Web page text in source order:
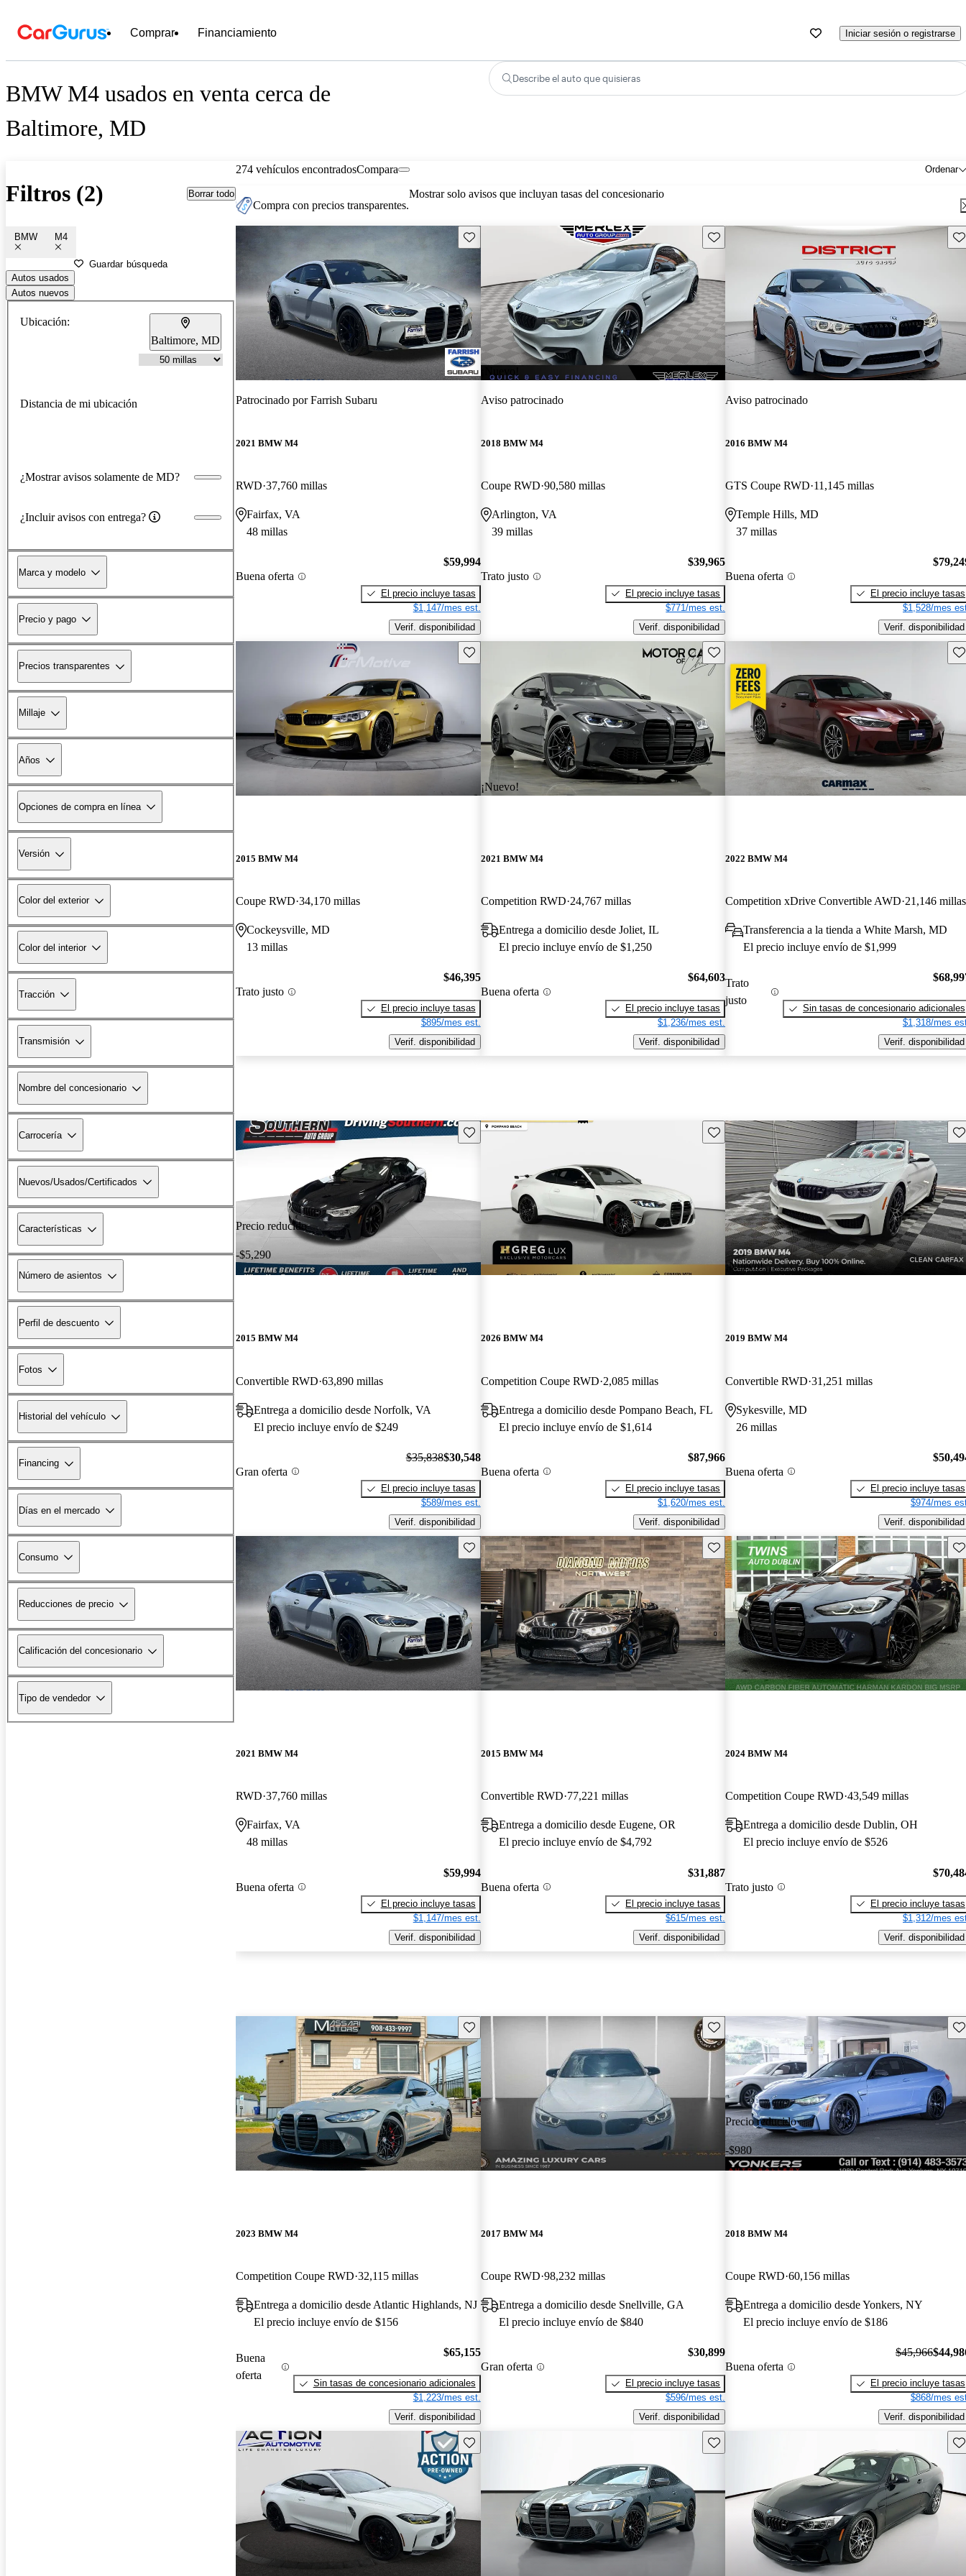
Comprar Financiamiento Iniciar sesión o registrarse
BMW M4 usados en venta cerca de
Baltimore, MD
Describe el auto que quisieras
Filtros (2) Borrar todo
BMW M4
Guardar búsqueda
Autos usados
Autos nuevos
Ubicación:
Baltimore, MD
Distancia de mi ubicación
¿Mostrar avisos solamente de MD?
¿Incluir avisos con entrega?
Marca y modelo
Precio y pago
Precios transparentes
Millaje
Años
Opciones de compra en línea
Versión
Color del exterior
Color del interior
Tracción
Transmisión
Nombre del concesionario
Carrocería
Nuevos/Usados/Certificados
Características
Número de asientos
Perfil de descuento
Fotos
Historial del vehículo
Financing
Días en el mercado
Consumo
Reducciones de precio
Calificación del concesionario
Tipo de vendedor
274 vehículos encontrados Ordenar
Compara
Compra con precios transparentes.
Mostrar solo avisos que incluyan tasas del concesionario
Guarda este Aviso
Patrocinado porFarrish Subaru
2021 BMW M4
RWD 37,760 millas
Fairfax, VA
48 millas
Buena oferta
$59,994
El precio incluye tasas
$1,147/mes est.
Verif. disponibilidad
Guarda este Aviso
Aviso patrocinado
2018 BMW M4
Coupe RWD 90,580 millas
Arlington, VA
39 millas
Trato justo
$39,965
El precio incluye tasas
$771/mes est.
Verif. disponibilidad
Aviso patrocinado
2016 BMW M4
GTS Coupe RWD 11,145 millas
Temple Hills, MD
37 millas
Buena oferta
El precio incluye tasas
$1,528/mes
Verif. disponibilidad
Guarda este Aviso
2015 BMW M4
Coupe RWD 34,170 millas
Cockeysville, MD
13 millas
Trato justo
$46,395
El precio incluye tasas
$895/mes est.
Verif. disponibilidad
¡Nuevo!
Guarda este Aviso
2021 BMW M4
Competition RWD 24,767 millas
Entrega a domicilio desde Joliet, IL
El precio incluye envío de $1,250
Buena oferta
$64,603
El precio incluye tasas
$1,236/mes est.
Verif. disponibilidad
2022 BMW M4
Competition xDrive Convertible AWD 21,146 millas
Transferencia a la tienda a White Marsh, MD
El precio incluye envío de $1,999
Trato
justo
Sin tasas de concesionario adicionales
$1,318/mes
Verif. disponibilidad
Precio reducido
-$5,290
Guarda este Aviso
2015 BMW M4
Convertible RWD 63,890 millas
Entrega a domicilio desde Norfolk, VA
El precio incluye envío de $249
Gran oferta
$35,838$30,548
El precio incluye tasas
$589/mes est.
Verif. disponibilidad
Guarda este Aviso
2026 BMW M4
Competition Coupe RWD 2,085 millas
Entrega a domicilio desde Pompano Beach, FL
El precio incluye envío de $1,614
Buena oferta
$87,966
El precio incluye tasas
$1,620/mes est.
Verif. disponibilidad
¡Nuevo!
2019 BMW M4
Convertible RWD 31,251 millas
Sykesville, MD
26 millas
Buena oferta
El precio incluye tasas
$974/mes
Verif. disponibilidad
Guarda este Aviso
2021 BMW M4
RWD 37,760 millas
Fairfax, VA
48 millas
Buena oferta
$59,994
El precio incluye tasas
$1,147/mes est.
Verif. disponibilidad
Guarda este Aviso
2015 BMW M4
Convertible RWD 77,221 millas
Entrega a domicilio desde Eugene, OR
El precio incluye envío de $4,792
Buena oferta
$31,887
El precio incluye tasas
$615/mes est.
Verif. disponibilidad
2024 BMW M4
Competition Coupe RWD 43,549 millas
Entrega a domicilio desde Dublin, OH
El precio incluye envío de $526
Trato justo
El precio incluye tasas
$1,312/mes
Verif. disponibilidad
Guarda este Aviso
2023 BMW M4
Competition Coupe RWD 32,115 millas
Entrega a domicilio desde Atlantic Highlands, NJ
El precio incluye envío de $156
Buena
oferta
$65,155
Sin tasas de concesionario adicionales
$1,223/mes est.
Verif. disponibilidad
Guarda este Aviso
2017 BMW M4
Coupe RWD 98,232 millas
Entrega a domicilio desde Snellville, GA
El precio incluye envío de $840
Gran oferta
$30,899
El precio incluye tasas
$596/mes est.
Verif. disponibilidad
Precio reducido
-$980
2018 BMW M4
Coupe RWD 60,156 millas
Entrega a domicilio desde Yonkers, NY
El precio incluye envío de $186
Buena oferta
$45,966
El precio incluye tasas
$868/mes
Verif. disponibilidad
Guarda este Aviso Guarda este Aviso